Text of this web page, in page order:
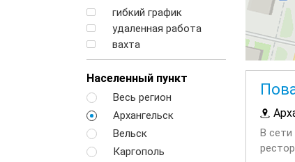
гибкий график
удаленная работа
вахта
Населенный пункт
Весь регион
Архангельск
Вельск
Каргополь
В